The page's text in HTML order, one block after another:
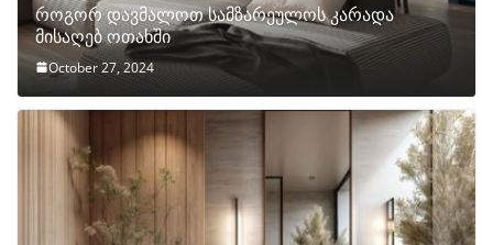
როგორ დავმალოთ სამზარეულოს კარადა
მისაღებ ოთახში
October 27, 2024